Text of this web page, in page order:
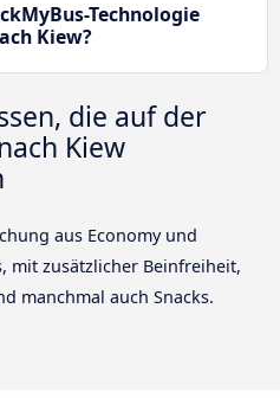
Technologie
Kiew?
die auf der
Kiew
aus Economy und
mit zusätzlicher Beinfreiheit,
manchmal auch Snacks.